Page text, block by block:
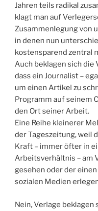
Jahren teils radikal
klagt man auf
Zusammenlegung von
in denen nun
kostensparend zentral
Auch beklagen sich die
dass ein Journalist –
um einen Artikel zu
Programm auf seinem
den Ort seiner Arbeit.
Eine Reihe kleinerer
der Tageszeitung, weil
Kraft – immer öfter in
Arbeitsverhältnis – am
gesehen oder der
sozialen Medien
Nein, Verlage